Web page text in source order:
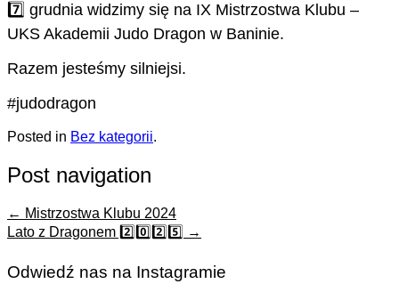
7️⃣ grudnia widzimy się na IX Mistrzostwa Klubu –
UKS Akademii Judo Dragon w Baninie.
Razem jesteśmy silniejsi.
#judodragon
Posted in Bez kategorii.
Post navigation
← Mistrzostwa Klubu 2024
Lato z Dragonem 2️⃣0️⃣2️⃣5️⃣ →
Odwiedź nas na Instagramie